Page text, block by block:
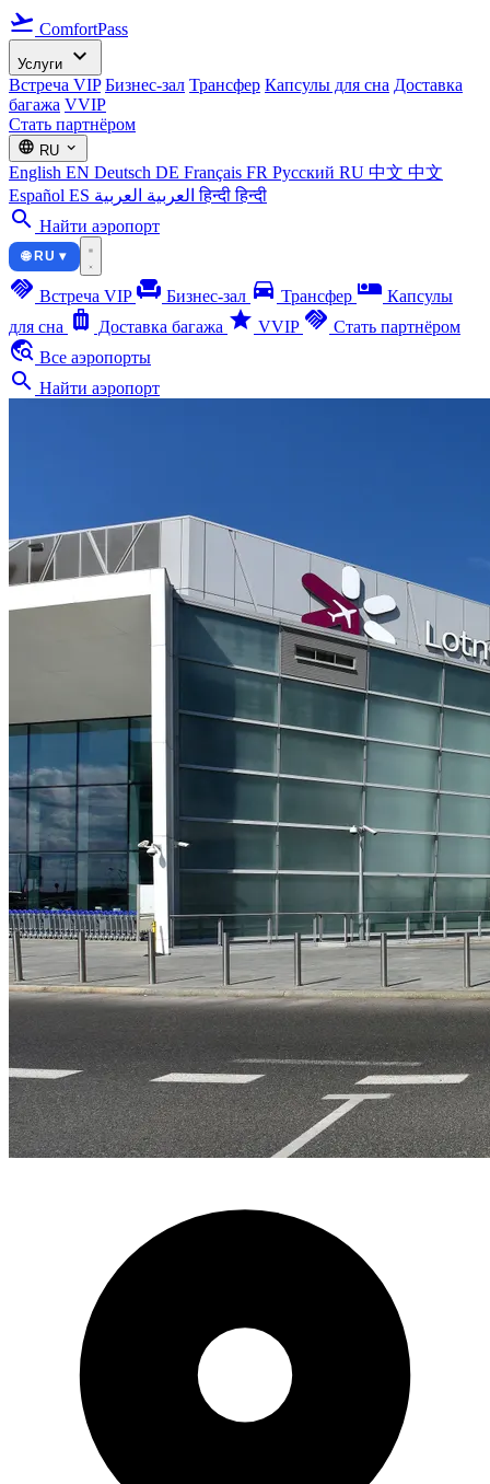
flight_takeoff ComfortPass
Услуги expand_more
Встреча VIP Бизнес-зал Трансфер Капсулы для сна Доставка
багажа VVIP
Стать партнёром
language RU expand_more
English EN Deutsch DE Français FR Русский RU 中文 中文
Español ES العربية العربية हिन्दीहिन्दी
search Найти аэропорт
🌐 RU ▾
handshake Встреча VIP chair Бизнес-зал directions_car Трансфер airline_seat_individual_suite Капсулы
для сна luggage Доставка багажа star VVIP handshake Стать партнёром
travel_explore Все аэропорты
search Найти аэропорт